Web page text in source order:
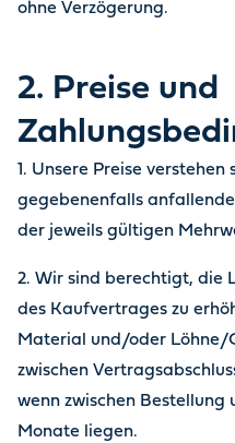
ohne Verzögerung.
2. Preise und
1. Unsere Preise
gegebenenfalls
der jeweils gültigen
2. Wir sind berechtigt, die
des Kaufvertrages zu
Material und/oder Löhne/
zwischen
wenn zwischen Bestellung
Monate liegen.